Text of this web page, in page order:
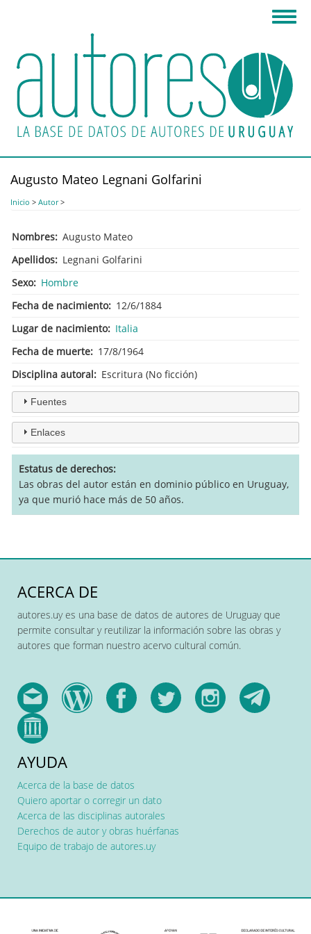
principal
Augusto Mateo Legnani Golfarini
Inicio > Autor>
Nombres Augusto Mateo
Apellidos
Legnani Golfarini
Sexo
Hombre
Fecha de nacimiento
12/6/1884
Lugar de nacimiento
Italia
Fecha de muerte
17/8/1964
Disciplina autoral
Escritura (No ficción)
Fuentes
Enlaces
Estatus de derechos
Las obras del autor están en dominio público en Uruguay,
ya que murió hace más de 50 años.
ACERCA DE
autores.uy es una base de datos de autores de Uruguay que
permite consultar y reutilizar la información sobre las obras y
autores que forman nuestro acervo cultural común.
AYUDA
Acerca de la base de datos
Quiero aportar o corregir un dato
Acerca de las disciplinas autorales
Derechos de autor y obras huérfanas
Equipo de trabajo de autores.uy